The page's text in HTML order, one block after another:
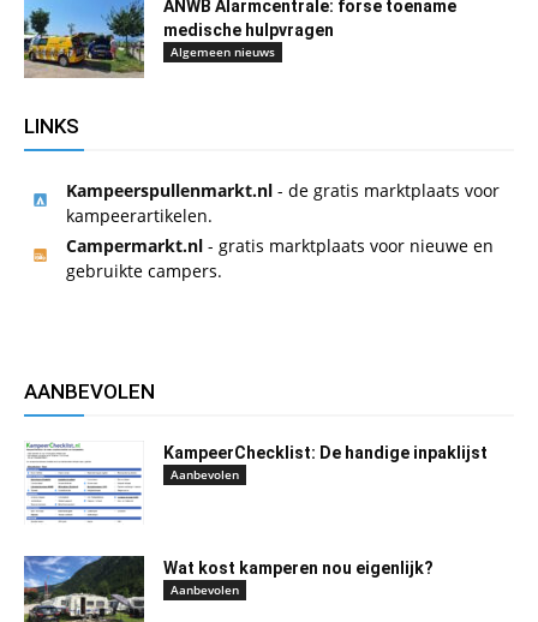
ANWB Alarmcentrale: forse toename
medische hulpvragen
Algemeen nieuws
LINKS
Kampeerspullenmarkt.nl - de gratis marktplaats voor
kampeerartikelen.
Campermarkt.nl - gratis marktplaats voor nieuwe en
gebruikte campers.
AANBEVOLEN
KampeerChecklist: De handige inpaklijst
Aanbevolen
Wat kost kamperen nou eigenlijk?
Aanbevolen